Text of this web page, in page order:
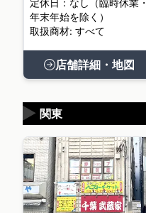
定休日：なし（臨時休業・
年末年始を除く）
取扱商材: すべて
店舗詳細・地図
関東
▶